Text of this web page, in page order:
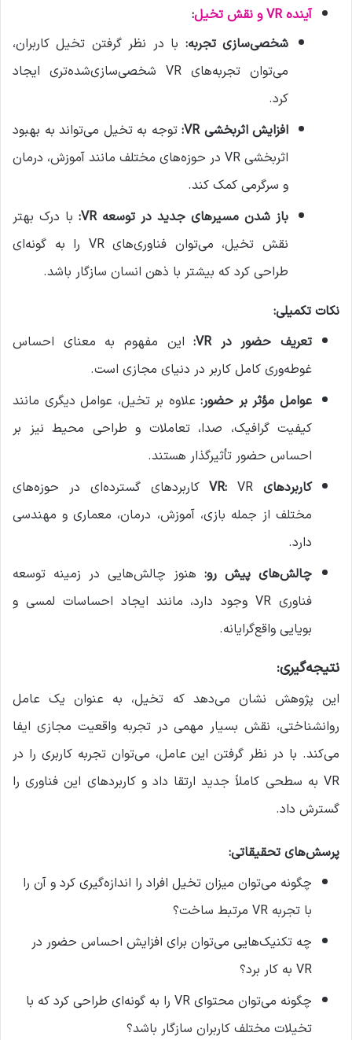
آینده VR و نقش تخیل
:
شخصی‌سازی تجربه: با در نظر گرفتن تخیل کاربران،
می‌توان تجربه‌های VR شخصی‌سازی‌شده‌تری ایجاد
کرد.
افزایش اثربخشی VR:
توجه به تخیل می‌تواند به بهبود
اثربخشی VR در حوزه‌های مختلف مانند آموزش، درمان
و سرگرمی کمک کند.
باز شدن مسیرهای جدید در توسعه VR:
با درک بهتر
نقش تخیل، می‌توان فناوری‌های VR را به گونه‌ای
طراحی کرد که بیشتر با ذهن انسان سازگار باشد.
نکات تکمیلی:
تعریف حضور در VR:
این مفهوم به معنای احساس
غوطه‌وری کامل کاربر در دنیای مجازی است.
عوامل مؤثر بر حضور:علاوه بر تخیل، عوامل دیگری مانند
کیفیت گرافیک، صدا، تعاملات و طراحی محیط نیز بر
احساس حضور تأثیرگذار هستند.
کاربردهای VR:
VR کاربردهای گسترده‌ای در حوزه‌های
مختلف از جمله بازی، آموزش، درمان، معماری و مهندسی
دارد.
چالش‌های پیش رو: هنوز چالش‌هایی در زمینه توسعه
فناوری VR وجود دارد، مانند ایجاد احساسات لمسی و
بویایی واقع‌گرایانه.
نتیجه‌گیری:
این پژوهش نشان می‌دهد که تخیل، به عنوان یک عامل
روانشناختی، نقش بسیار مهمی در تجربه واقعیت مجازی ایفا
می‌کند. با در نظر گرفتن این عامل، می‌توان تجربه کاربری را در
VR به سطحی کاملاً جدید ارتقا داد و کاربردهای این فناوری را
گسترش داد.
پرسش‌های تحقیقاتی:
چگونه می‌توان میزان تخیل افراد را اندازه‌گیری کرد و آن را
با تجربه VR مرتبط ساخت؟
چه تکنیک‌هایی می‌توان برای افزایش احساس حضور در
VR به کار برد؟
چگونه می‌توان محتوای VR را به گونه‌ای طراحی کرد که با
تخیلات مختلف کاربران سازگار باشد؟